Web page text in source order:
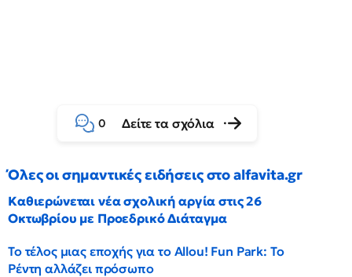
0 Δείτε τα σχόλια
Όλες οι σημαντικές ειδήσεις στο alfavita.gr
Καθιερώνεται νέα σχολική αργία στις 26
Οκτωβρίου με Προεδρικό Διάταγμα
Το τέλος μιας εποχής για το Allou! Fun Park: Το
Ρέντη αλλάζει πρόσωπο